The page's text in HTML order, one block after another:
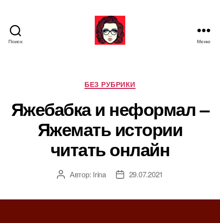
Поиск
М
а
т
ь
Меню
Р
у
б
р
к
и
БЕЗ РУБРИКИ
Яжебабка и неформал –
Яжемать истории
читать онлайн
А Автор: Irina
Д 29.07.2021